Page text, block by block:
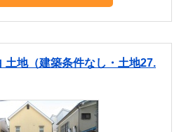
土地（建築条件なし・土地27.